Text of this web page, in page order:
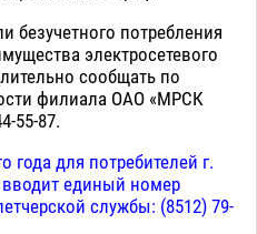
безучетного потребления
электросетевого
сообщать по
филиала ОАО «МРСК
55-87.
года для потребителей г.
единый номер
службы: (8512) 79-